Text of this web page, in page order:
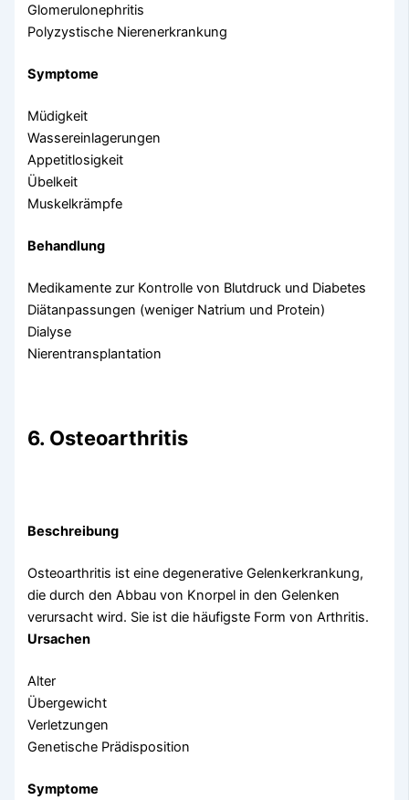
Glomerulonephritis
Polyzystische Nierenerkrankung
Symptome
Müdigkeit
Wassereinlagerungen
Appetitlosigkeit
Übelkeit
Muskelkrämpfe
Behandlung
Medikamente zur Kontrolle von Blutdruck und Diabetes
Diätanpassungen (weniger Natrium und Protein)
Dialyse
Nierentransplantation
6. Osteoarthritis
Beschreibung
Osteoarthritis ist eine degenerative Gelenkerkrankung,
die durch den Abbau von Knorpel in den Gelenken
verursacht wird. Sie ist die häufigste Form von Arthritis.
Ursachen
Alter
Übergewicht
Verletzungen
Genetische Prädisposition
Symptome